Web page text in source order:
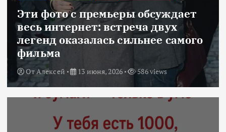
Эти фото с премьеры обсуждает
весь интернет: встреча двух
легенд оказалась сильнее самого
фильма
ОтАлексей 13 июня, 2026 586 views